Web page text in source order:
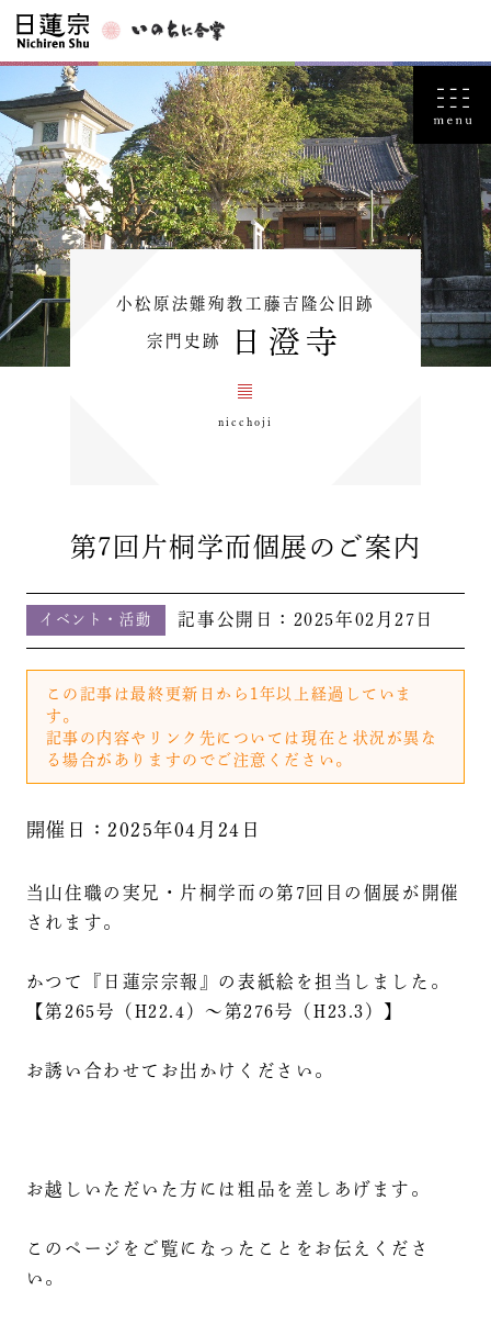
小松原法難殉教工藤吉隆公旧跡
宗門史跡 日澄寺
nicchoji
第7回片桐学而個展のご案内
イベント・活動 記事公開日： 2025年02月27日
この記事は最終更新日から1年以上経過していま
す。
記事の内容やリンク先については現在と状況が異な
る場合がありますのでご注意ください。
開催日：2025年04月24日
当山住職の実兄・片桐学而の第7回目の個展が開催
されます。
かつて『日蓮宗宗報』の表紙絵を担当しました。
【第265号（H22.4）～第276号（H23.3）】
お誘い合わせてお出かけください。
お越しいただいた方には粗品を差しあげます。
このページをご覧になったことをお伝えくださ
い。